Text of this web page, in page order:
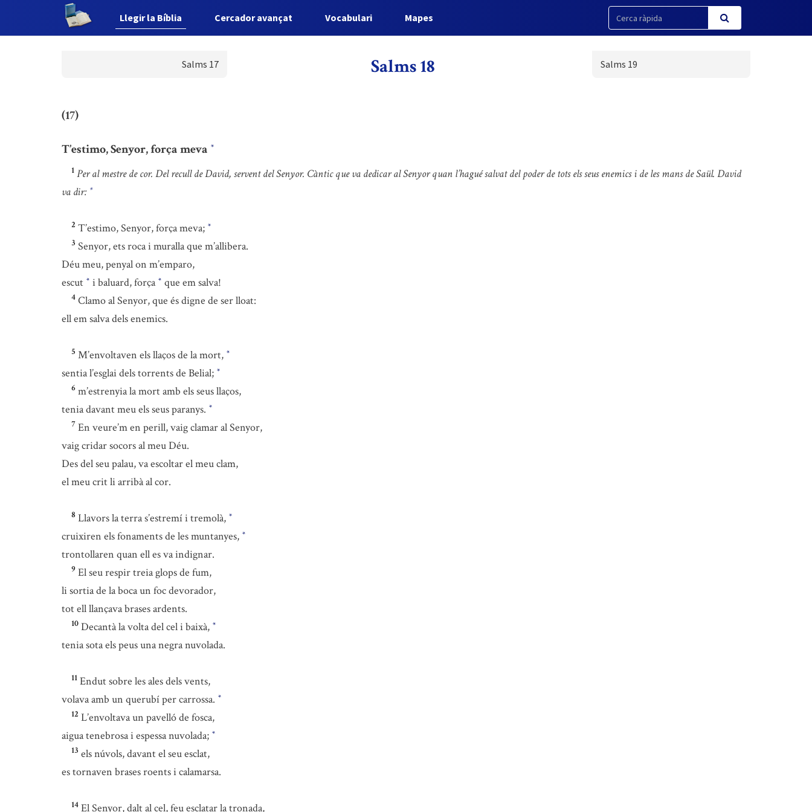
Llegir la Bíblia Cercador avançat Vocabulari Mapes
Salms 17 Salms 18 Salms 19
(17)
T’estimo, Senyor, força meva *
1 Per al mestre de cor. Del recull de David, servent del Senyor. Càntic que va dedicar al Senyor quan l’hagué salvat del poder de tots els seus enemics i de les mans de Saül. David
va dir: *
2 T’estimo, Senyor, força meva; *
3 Senyor, ets roca i muralla que m’allibera.
Déu meu, penyal on m’emparo,
escut * i baluard, força * que em salva!
4 Clamo al Senyor, que és digne de ser lloat:
ell em salva dels enemics.
5 M’envoltaven els llaços de la mort, *
sentia l’esglai dels torrents de Belial; *
6 m’estrenyia la mort amb els seus llaços,
tenia davant meu els seus paranys. *
7 En veure’m en perill, vaig clamar al Senyor,
vaig cridar socors al meu Déu.
Des del seu palau, va escoltar el meu clam,
el meu crit li arribà al cor.
8 Llavors la terra s’estremí i tremolà, *
cruixiren els fonaments de les muntanyes, *
trontollaren quan ell es va indignar.
9 El seu respir treia glops de fum,
li sortia de la boca un foc devorador,
tot ell llançava brases ardents.
10 Decantà la volta del cel i baixà, *
tenia sota els peus una negra nuvolada.
11 Endut sobre les ales dels vents,
volava amb un querubí per carrossa. *
12 L’envoltava un pavelló de fosca,
aigua tenebrosa i espessa nuvolada; *
13 els núvols, davant el seu esclat,
es tornaven brases roents i calamarsa.
14 El Senyor, dalt al cel, feu esclatar la tronada,